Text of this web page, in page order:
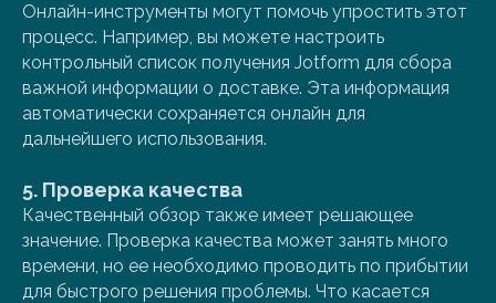
Онлайн-инструменты могут помочь упростить этот
процесс. Например, вы можете настроить
контрольный список получения Jotform для сбора
важной информации о доставке. Эта информация
автоматически сохраняется онлайн для
дальнейшего использования.
5. Проверка качества
Качественный обзор также имеет решающее
значение. Проверка качества может занять много
времени, но ее необходимо проводить по прибытии
для быстрого решения проблемы. Что касается